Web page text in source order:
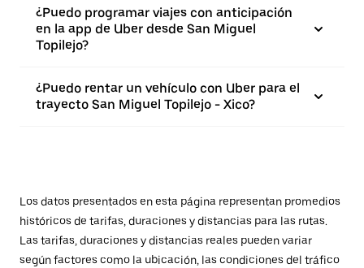
¿Puedo programar viajes con anticipación
en la app de Uber desde San Miguel
Topilejo?
¿Puedo rentar un vehículo con Uber para el
trayecto San Miguel Topilejo - Xico?
Los datos presentados en esta página representan promedios
históricos de tarifas, duraciones y distancias para las rutas.
Las tarifas, duraciones y distancias reales pueden variar
según factores como la ubicación, las condiciones del tráfico